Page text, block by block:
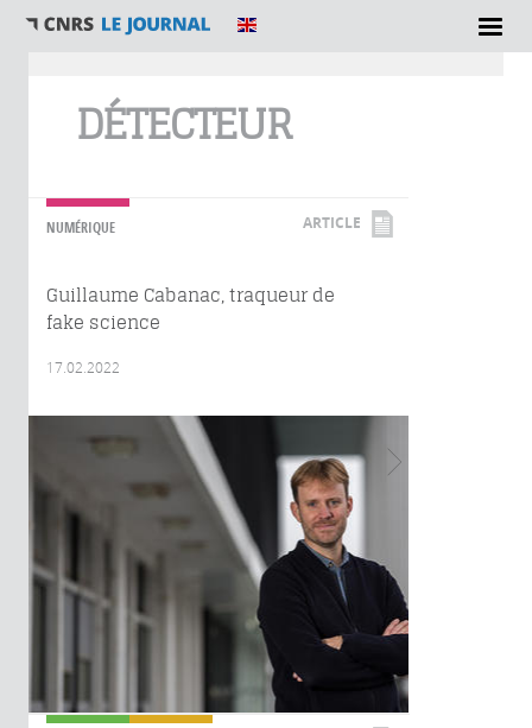
DÉTECTEUR
NUMÉRIQUE ARTICLE
Guillaume Cabanac, traqueur de
fake science
17.02.2022